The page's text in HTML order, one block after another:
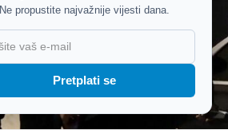
Ne propustite najvažnije vijesti dana.
Pretplati se